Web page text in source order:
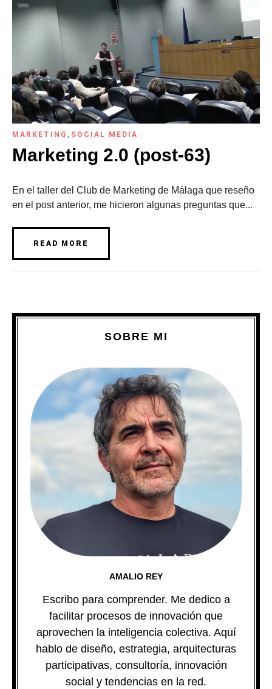
MARKETING SOCIAL MEDIA
Marketing 2.0 (post-63)
En el taller del Club de Marketing de Málaga que reseño
en el post anterior, me hicieron algunas preguntas que...
READ MORE
SOBRE MI
AMALIO REY
Escribo para comprender. Me dedico a
facilitar procesos de innovación que
aprovechen la inteligencia colectiva. Aquí
hablo de diseño, estrategia, arquitecturas
participativas, consultoría, innovación
social y tendencias en la red.